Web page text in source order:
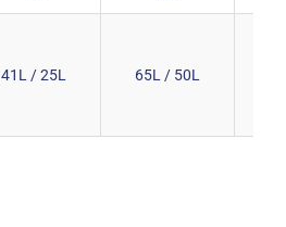
41L / 25L 65L / 50L